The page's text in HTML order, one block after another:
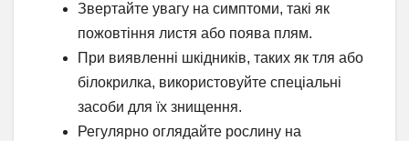
Звертайте увагу на симптоми, такі як
пожовтіння листя або поява плям.
При виявленні шкідників, таких як тля або
білокрилка, використовуйте спеціальні
засоби для їх знищення.
Регулярно оглядайте рослину на